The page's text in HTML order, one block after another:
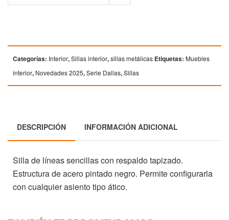
Categorías: Interior,Sillas interior,sillas metálicas Etiquetas: Muebles
interior, Novedades 2025,Serie Dallas,Sillas
DESCRIPCIÓN INFORMACIÓN ADICIONAL
Silla de líneas sencillas con respaldo tapizado.
Estructura de acero pintado negro. Permite configurarla
con cualquier asiento tipo ático.